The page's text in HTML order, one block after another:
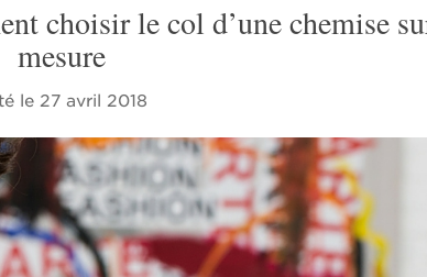
choisir le col d’une chemise
mesure
le 27 avril 2018